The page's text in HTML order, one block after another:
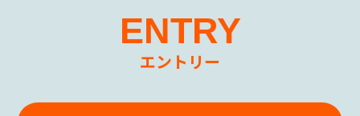
ENTRY
エントリー